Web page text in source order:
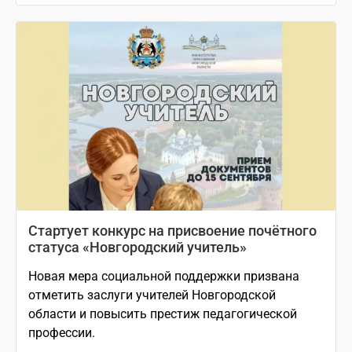
Стартует конкурс на присвоение почётного
статуса «Новгородский учитель»
Новая мера социальной поддержки призвана
отметить заслуги учителей Новгородской
области и повысить престиж педагогической
профессии.